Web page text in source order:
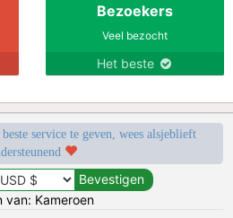
Bezoekers
Veel bezocht
Het beste
service te geven, wees alsjeblieft
van: Kameroen